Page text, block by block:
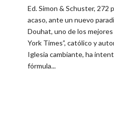
Ed. Simon & Schuster, 272
acaso, ante un nuevo
Douhat, uno de los
York Times”, católico y
Iglesia cambiante, ha
fórmula...